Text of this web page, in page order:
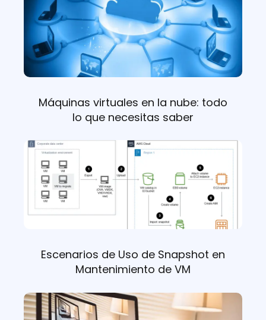
Máquinas virtuales en la nube: todo
lo que necesitas saber
Escenarios de Uso de Snapshot en
Mantenimiento de VM